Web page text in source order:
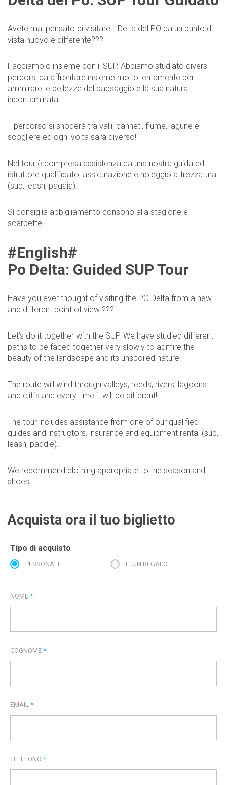
Avete mai pensato di visitare il Delta del PO da un punto di
vista nuovo e differente???
Facciamolo insieme con il SUP. Abbiamo studiato diversi
percorsi da affrontare insieme molto lentamente per
ammirare le bellezze del paesaggio e la sua natura
incontaminata.
Il percorso si snoderà tra valli, canneti, fiume, lagune e
scogliere ed ogni volta sarà diverso!
Nel tour è compresa assistenza da una nostra guida ed
istruttore qualificato, assicurazione e noleggio attrezzatura
(sup, leash, pagaia).
Si consiglia abbigliamento consono alla stagione e
scarpette.
#English#
Po Delta: Guided SUP Tour
Have you ever thought of visiting the PO Delta from a new
and different point of view ???
Let’s do it together with the SUP. We have studied different
paths to be faced together very slowly to admire the
beauty of the landscape and its unspoiled nature.
The route will wind through valleys, reeds, rivers, lagoons
and cliffs and every time it will be different!
The tour includes assistance from one of our qualified
guides and instructors, insurance and equipment rental (sup,
leash, paddle).
We recommend clothing appropriate to the season and
shoes.
Acquista ora il tuo biglietto
Tipo di acquisto
PERSONALE E' UN REGALO
NOME *
COGNOME *
EMAIL *
TELEFONO *